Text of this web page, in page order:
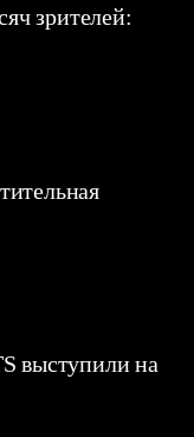
зрителей:
выступили на